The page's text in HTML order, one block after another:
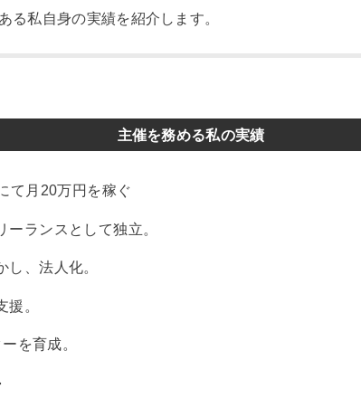
る私自身の実績を紹介します。
主催を務める私の実績
て月20万円を稼ぐ
ランスとして独立。
、法人化。
。
を育成。